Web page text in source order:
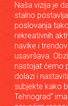
Naša vizija je
stalno
poslovanja
rekreativnih
navike i
usavršava.
nastojat ćemo
dolazi i
subjekte kako
Tehnograd“